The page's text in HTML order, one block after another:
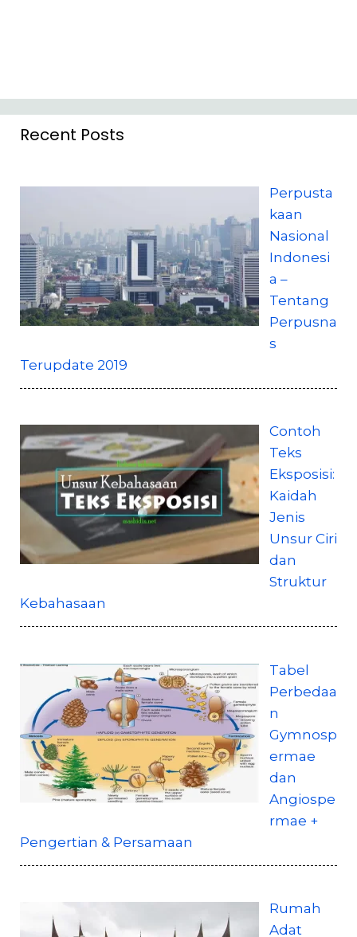
Recent Posts
Perpusta
kaan
Nasional
Indonesi
a –
Tentang
Perpusna
s
Terupdate 2019
Contoh
Teks
Eksposisi:
Kaidah
Jenis
Unsur Ciri
dan
Struktur
Kebahasaan
Tabel
Perbedaa
n
Gymnosp
ermae
dan
Angiospe
rmae +
Pengertian & Persamaan
Rumah
Adat